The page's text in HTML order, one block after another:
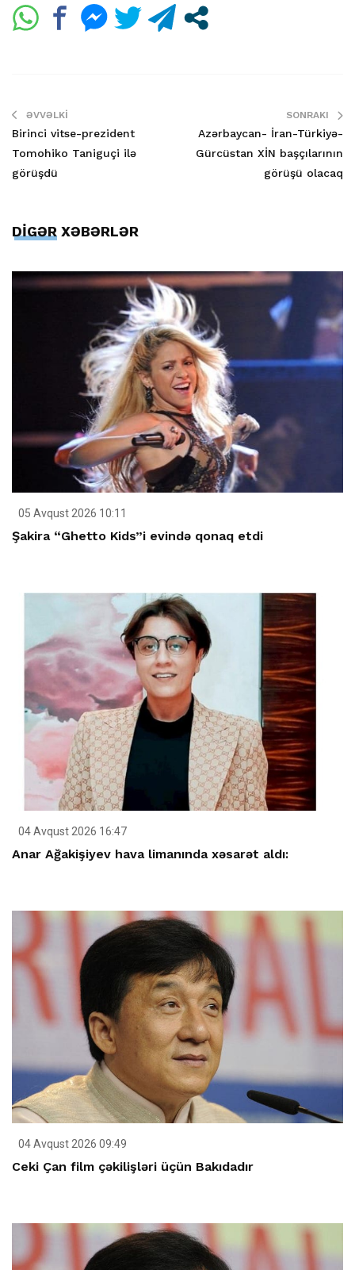
ƏVVƏLKI
Birinci vitse-prezident
Tomohiko Taniguçi ilə
görüşdü
SONRAKI
Azərbaycan- İran-Türkiyə-
Gürcüstan XİN başçılarının
görüşü olacaq
DİGƏR XƏBƏRLƏR
05 Avqust 2026 10:11
Şakira “Ghetto Kids”i evində qonaq etdi
04 Avqust 2026 16:47
Anar Ağakişiyev hava limanında xəsarət aldı:
04 Avqust 2026 09:49
Ceki Çan film çəkilişləri üçün Bakıdadır